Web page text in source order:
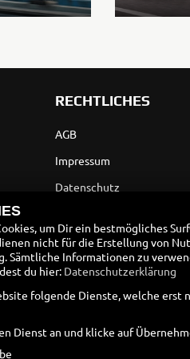
RECHTLICHES
AGB
Impressum
Datenschutz
Barrierefreiheit
Batteriegesetz
Altölverordnung
um Dir ein bestmögliches
nicht für die Erstellung von
Sämtliche Informationen zu
du hier: Datenschutzerklärung
folgende Dienste, welche erst
Dienst an und klicke auf